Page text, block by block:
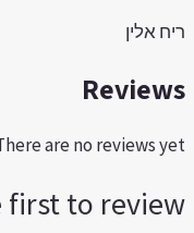
אלין
There are no reviews